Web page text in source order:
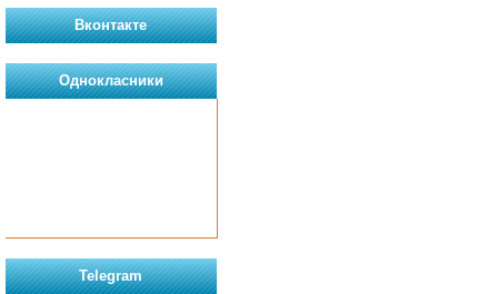
Вконтакте
Однокласники
Telegram